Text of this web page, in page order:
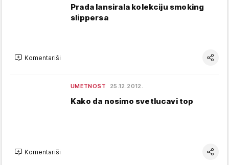
Prada lansirala kolekciju smoking
slippersa
Komentariši
UMETNOST 25.12.2012.
Kako da nosimo svetlucavi top
Komentariši